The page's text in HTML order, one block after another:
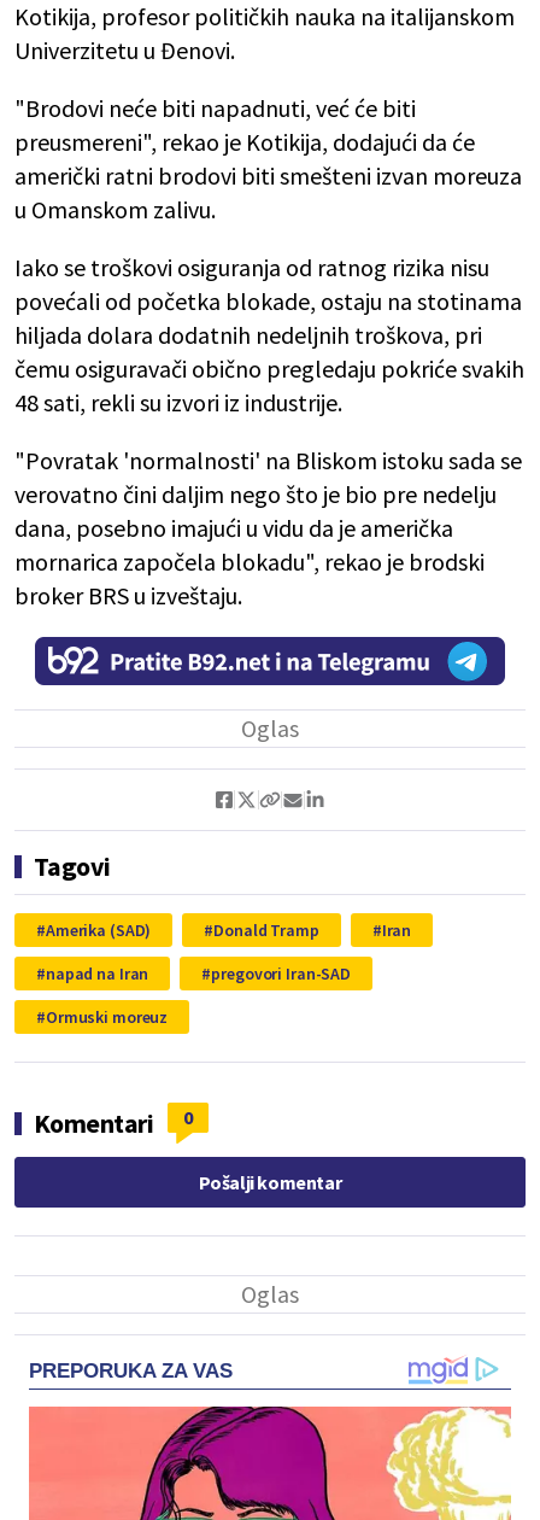
Kotikija, profesor političkih nauka na italijanskom
Univerzitetu u Đenovi.
"Brodovi neće biti napadnuti, već će biti
preusmereni", rekao je Kotikija, dodajući da će
američki ratni brodovi biti smešteni izvan moreuza
u Omanskom zalivu.
Iako se troškovi osiguranja od ratnog rizika nisu
povećali od početka blokade, ostaju na stotinama
hiljada dolara dodatnih nedeljnih troškova, pri
čemu osiguravači obično pregledaju pokriće svakih
48 sati, rekli su izvori iz industrije.
"Povratak 'normalnosti' na Bliskom istoku sada se
verovatno čini daljim nego što je bio pre nedelju
dana, posebno imajući u vidu da je američka
mornarica započela blokadu", rekao je brodski
broker BRS u izveštaju.
Tagovi
Amerika (SAD) Donald Tramp
Iran
napad na Iran
pregovori Iran-SAD
Ormuski moreuz
Komentari 0
Pošalji komentar
PREPORUKA ZA VAS